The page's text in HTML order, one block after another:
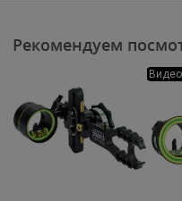
Рекомендуем
Видео